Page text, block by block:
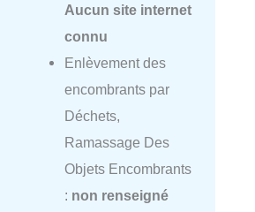
Aucun site internet
connu
Enlèvement des
encombrants par
Déchets,
Ramassage Des
Objets Encombrants
: non renseigné